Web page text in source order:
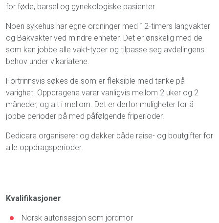
for føde, barsel og gynekologiske pasienter.
Noen sykehus har egne ordninger med 12-timers langvakter
og Bakvakter ved mindre enheter. Det er ønskelig med de
som kan jobbe alle vakt-typer og tilpasse seg avdelingens
behov under vikariatene.
Fortrinnsvis søkes de som er fleksible med tanke på
varighet. Oppdragene varer vanligvis mellom 2 uker og 2
måneder, og alt i mellom. Det er derfor muligheter for å
jobbe perioder på med påfølgende friperioder.
Dedicare organiserer og dekker både reise- og boutgifter for
alle oppdragsperioder.
Kvalifikasjoner
Norsk autorisasjon som jordmor